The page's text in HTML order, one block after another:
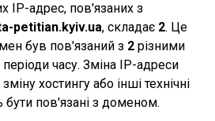
IP-адрес, пов'язаних з
petitian.kyiv.ua, складає 2. Це
був пов'язаний з 2 різними
часу. Зміна IP-адреси
хостингу або інші технічні
бути пов'язані з доменом.